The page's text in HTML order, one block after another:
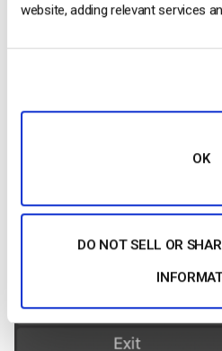
website, adding relevant services
OK
DO NOT SELL OR